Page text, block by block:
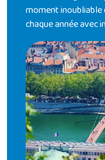
moment inoubliable
chaque année avec